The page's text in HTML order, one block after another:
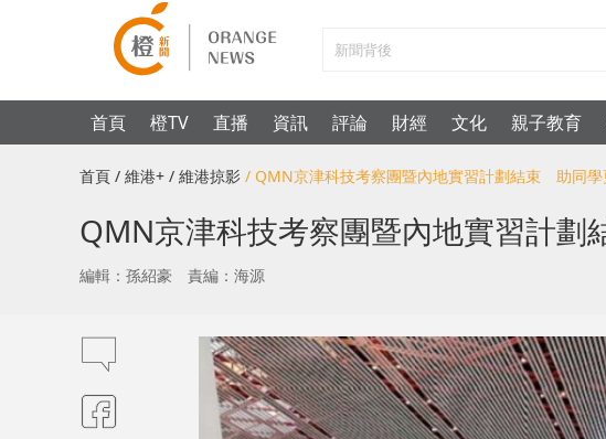
首頁 橙TV 直播 資訊 評論 財經 文化 親子教育
首頁 / 維港+ / 維港掠影 / QMN京津科技考察團暨內地實習計劃結束 助同學
QMN京津科技考察團暨內地實習計
編輯：孫紹豪 責編：海源